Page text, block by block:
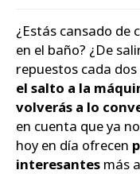
Zapatos
¿Estás cansado
en el baño? ¿De
repuestos cada
el salto a la
volverás a lo
en cuenta que ya
hoy en día ofrecen
interesantes más